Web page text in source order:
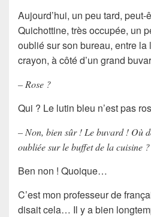
Aujourd’hui, un peu tard, peut-
Quichottine, très occupée, un
oublié sur son bureau, entre la
crayon, à côté d’un grand
– Rose ?
Qui ? Le lutin bleu n’est pas
– Non, bien sûr ! Le buvard ! Où
oubliée sur le buffet de la cuisine ?
Ben non ! Quoique…
C’est mon professeur de
disait cela… Il y a bien